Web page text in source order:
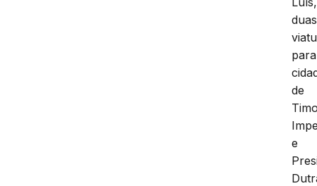
duas
para
de
e